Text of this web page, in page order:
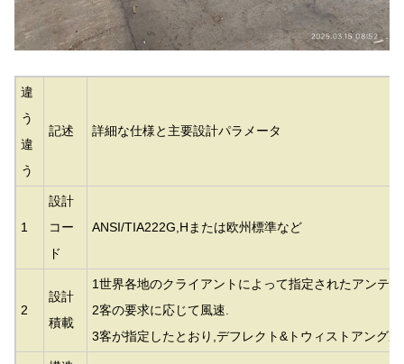
違
う
違
う
記述 詳細な仕様と主要設計パラメータ
1
設計
コー
ド
ANSI/TIA222G,Hまたは欧州標準など
2
設計
積載
1世界各地のクライアントによって指定されたアンテ
2客の要求に応じて風速.
3客が指定したとおり,デフレクト&トウィストアング